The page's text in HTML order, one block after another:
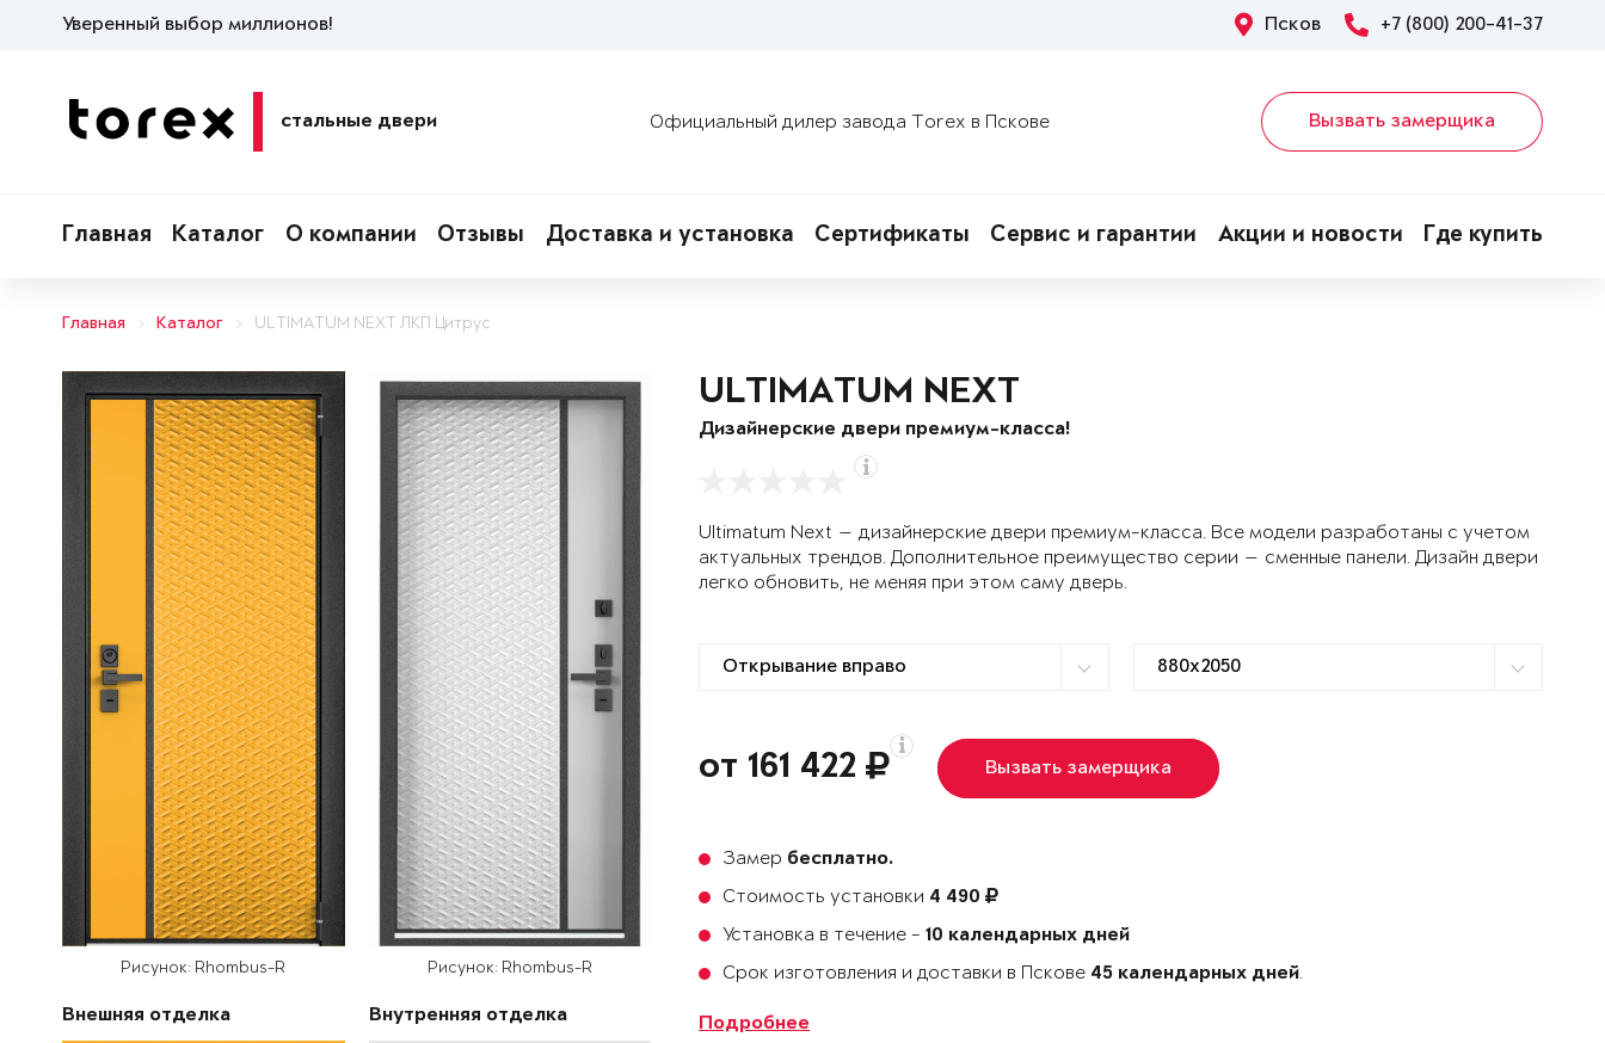
Уверенный выбор миллионов! Псков +7 (800) 200-41-37
стальные двери Официальный дилер завода Torex в Пскове Вызвать замерщика
Главная Каталог О компании Отзывы Доставка и установка Сертификаты Сервис и гарантии Акции и новости Где купить
Главная Каталог ULTIMATUM NEXT ЛКП Цитрус
Рисунок: Rhombus-R
Внешняя отделка
Рисунок: Rhombus-R
Внутренняя отделка
ULTIMATUM NEXT
Дизайнерские двери премиум-класса!
Ultimatum Next — дизайнерские двери премиум-класса. Все модели разработаны с учетом
актуальных трендов. Дополнительное преимущество серии — сменные панели. Дизайн двери
легко обновить, не меняя при этом саму дверь.
от 161 422 Вызвать замерщика
Замер бесплатно.
Стоимость установки 4 490
Установка в течение -10 календарных дней
Срок изготовления и доставки в Пскове 45 календарных дней.
Подробнее